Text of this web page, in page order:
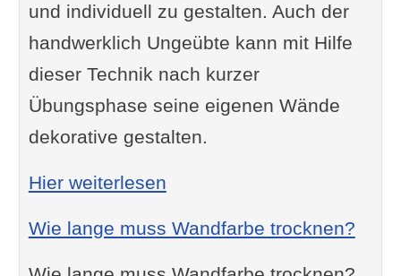
und individuell zu gestalten. Auch der
handwerklich Ungeübte kann mit Hilfe
dieser Technik nach kurzer
Übungsphase seine eigenen Wände
dekorative gestalten.
Hier weiterlesen: Schwammtechnik
Wie lange muss Wandfarbe trocknen?